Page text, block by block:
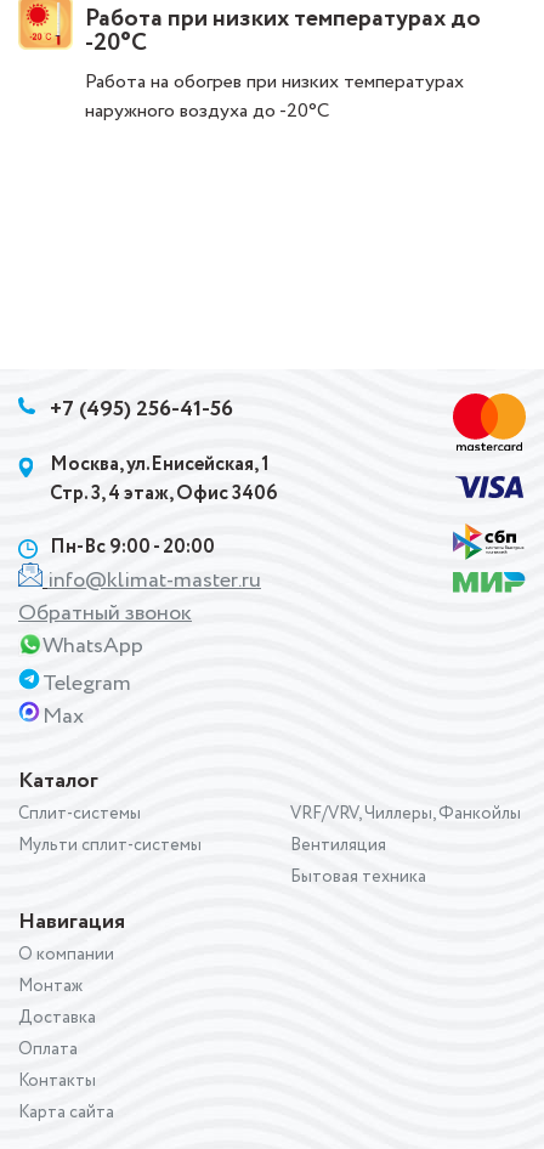
Работа при низких температурах до
-20°С
Работа на обогрев при низких температурах
наружного воздуха до -20°С
Каталог
Сплит-системы
Мульти сплит-системы
VRF/VRV, Чиллеры, Фанкойлы
Вентиляция
Бытовая техника
Навигация
О компании
Монтаж
Доставка
Оплата
Контакты
Карта сайта
+7 (495) 256-41-56
Москва, ул.Енисейская, 1
Стр. 3, 4 этаж, Офис 3406
Пн-Вс 9:00 - 20:00
info@klimat-master.ru
Обратный звонок
WhatsApp
Telegram
Max